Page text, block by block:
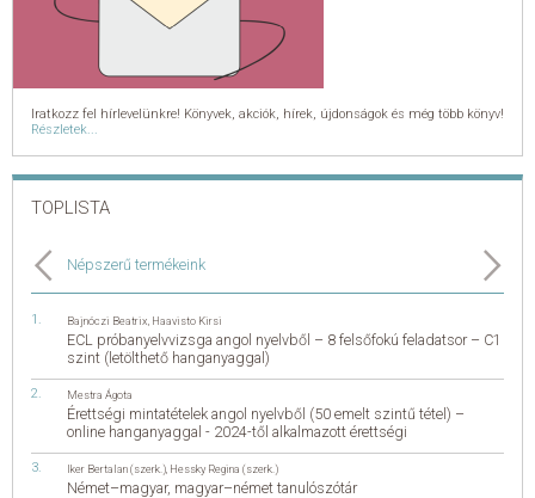
Iratkozz fel hírlevelünkre! Könyvek, akciók, hírek, újdonságok és még több könyv!
Részletek...
TOPLISTA
Népszerű termékeink
Bajnóczi Beatrix Haavisto Kirsi
ECL próbanyelvvizsga angol nyelvből – 8 felsőfokú feladatsor – C1
szint (letölthető hanganyaggal)
Mestra Ágota
Érettségi mintatételek angol nyelvből (50 emelt szintű tétel) –
online hanganyaggal - 2024-től alkalmazott érettségi
Iker Bertalan (szerk.) Hessky Regina (szerk.)
Német–magyar, magyar–német tanulószótár